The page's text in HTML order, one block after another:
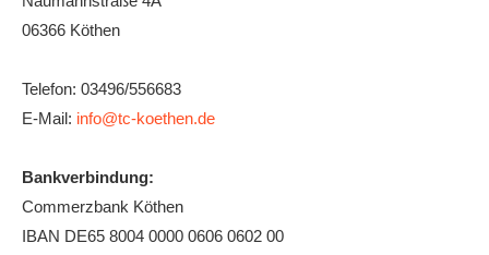
Bespannungsservice
Die Geschichte
Die Sponsoren
Die Fotos
06366 Köthen
Telefon: 03496/556683
E-Mail: info@tc-koethen.de
Bankverbindung:
Commerzbank Köthen
IBAN DE65 8004 0000 0606 0602 00